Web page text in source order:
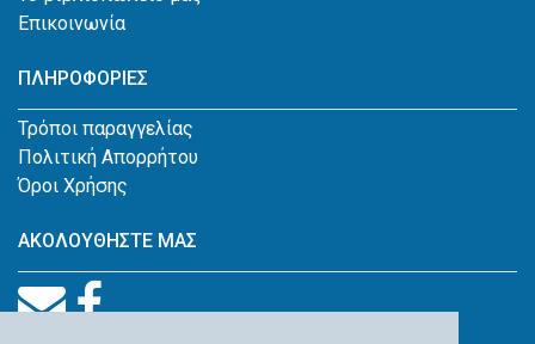
Επικοινωνία
ΠΛΗΡΟΦΟΡΙΕΣ
Τρόποι παραγγελίας
Πολιτική Απορρήτου
Όροι Χρήσης
ΑΚΟΛΟΥΘΗΣΤΕ ΜΑΣ